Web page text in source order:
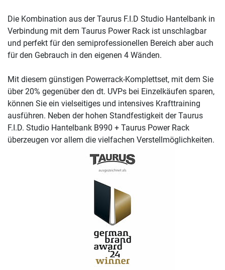
Die Kombination aus der Taurus F.I.D Studio Hantelbank in
Verbindung mit dem Taurus Power Rack ist unschlagbar
und perfekt für den semiprofessionellen Bereich aber auch
für den Gebrauch in den eigenen 4 Wänden.
Mit diesem günstigen Powerrack-Komplettset, mit dem Sie
über 20% gegenüber den dt. UVPs bei Einzelkäufen sparen,
können Sie ein vielseitiges und intensives Krafttraining
ausführen. Neben der hohen Standfestigkeit der Taurus
F.I.D. Studio Hantelbank B990 + Taurus Power Rack
überzeugen vor allem die vielfachen Verstellmöglichkeiten.